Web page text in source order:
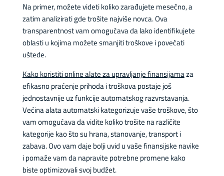
Na primer, možete videti koliko zarađujete mesečno, a
zatim analizirati gde trošite najviše novca. Ova
transparentnost vam omogućava da lako identifikujete
oblasti u kojima možete smanjiti troškove i povećati
uštede.
Kako koristiti online alate za upravljanje finansijamaza
efikasno praćenje prihoda i troškova postaje još
jednostavnije uz funkcije automatskog razvrstavanja.
Većina alata automatski kategorizuje vaše troškove, što
vam omogućava da vidite koliko trošite na različite
kategorije kao što su hrana, stanovanje, transport i
zabava. Ovo vam daje bolji uvid u vaše finansijske navike
i pomaže vam da napravite potrebne promene kako
biste optimizovali svoj budžet.